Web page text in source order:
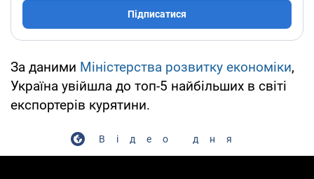
Підписатися
За даними Міністерства розвитку економіки,
Україна увійшла до топ-5 найбільших в світі
експортерів курятини.
Відео дня